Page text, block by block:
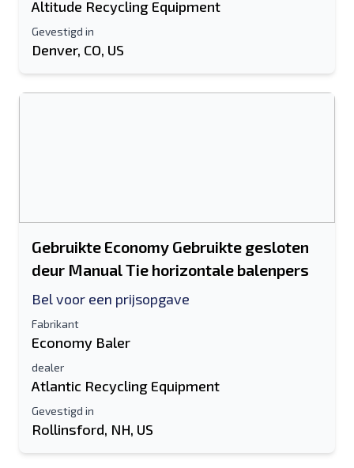
Altitude Recycling Equipment
Gevestigd in
Denver, CO, US
Gebruikte Economy Gebruikte gesloten
deur Manual Tie horizontale balenpers
Bel voor een prijsopgave
Fabrikant
Economy Baler
dealer
Atlantic Recycling Equipment
Gevestigd in
Rollinsford, NH, US